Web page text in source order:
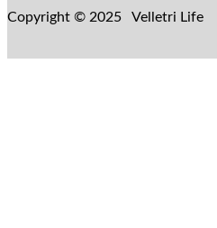
Copyright © 2025 Velletri Life